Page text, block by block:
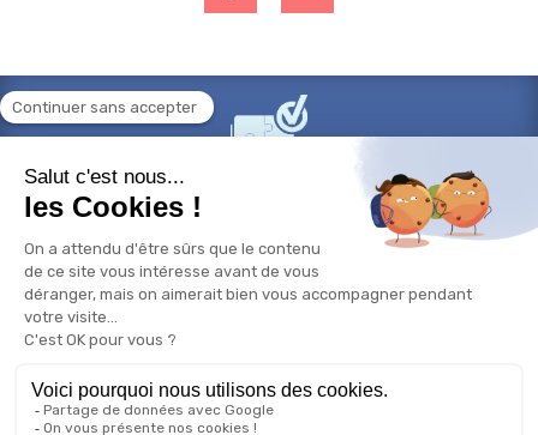
Besoin d'aide sur un projet professionnel? Vous voulez
faire le point sur votre carrière? Vous avez un projet de
formation à valider? Les bilans de compétences vous
accompagnent dans vos démarches. Tous nos bilans de
compétences bénéficient du compte personnel de
formation CPF